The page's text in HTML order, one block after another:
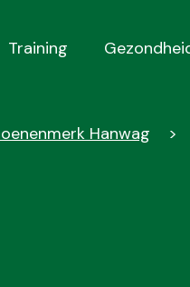
Training
Hanwag